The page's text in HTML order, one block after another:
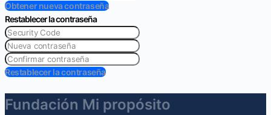
Obtener nueva contraseña
Restablecer la contraseña
Restablecer la contraseña
Fundación Mi propósito